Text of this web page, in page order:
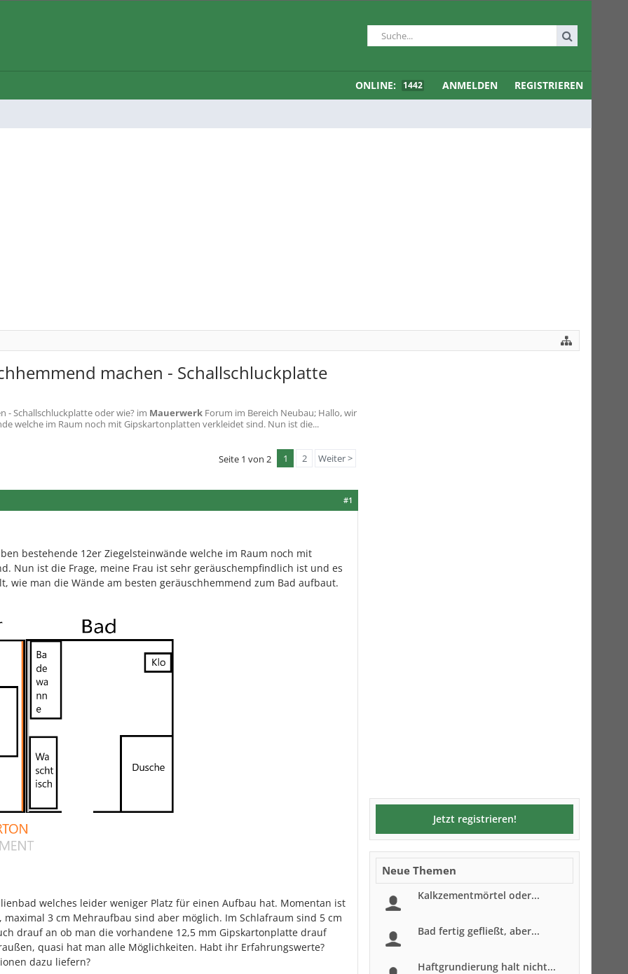
ONLINE: 1442 ANMELDEN REGISTRIEREN
machen - Schallschluckplatte
- Schallschluckplatte oder wie? im Mauerwerk Forum im Bereich Neubau; Hallo, wir
welche im Raum noch mit Gipskartonplatten verkleidet sind. Nun ist die...
Seite 1 von 2 1 2 Weiter >
#1
bestehende 12er Ziegelsteinwände welche im Raum noch mit
Nun ist die Frage, meine Frau ist sehr geräuschempfindlich ist und es
wie man die Wände am besten geräuschhemmend zum Bad aufbaut.
welches leider weniger Platz für einen Aufbau hat. Momentan ist
maximal 3 cm Mehraufbau sind aber möglich. Im Schlafraum sind 5 cm
drauf an ob man die vorhandene 12,5 mm Gipskartonplatte drauf
quasi hat man alle Möglichkeiten. Habt ihr Erfahrungswerte?
dazu liefern?
Jetzt registrieren!
Neue Themen
Kalkzementmörtel oder...
Bad fertig gefließt, aber...
Haftgrundierung halt nicht...